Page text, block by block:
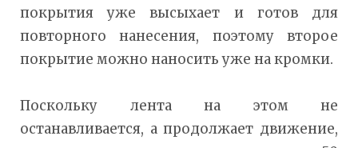
покрытия уже высыхает и готов для
повторного нанесения, поэтому второе
покрытие можно наносить уже на кромки.
Поскольку лента на этом не
останавливается, а продолжает движение,